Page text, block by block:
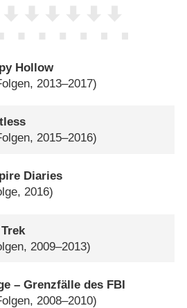
Hollow
2013–2017)
2015–2016)
Diaries
2016)
2009–2013)
– Grenzfälle des FBI
2008–2010)